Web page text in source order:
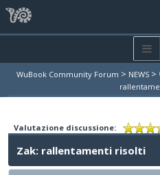
WuBook Community Forum > NEWS >
Valutazione discussione:
Zak: rallentamenti risolti